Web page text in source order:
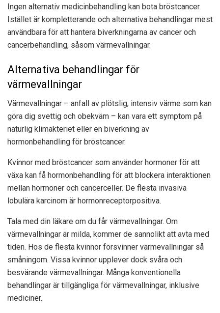
Ingen alternativ medicinbehandling kan bota bröstcancer.
Istället är kompletterande och alternativa behandlingar mest
användbara för att hantera biverkningarna av cancer och
cancerbehandling, såsom värmevallningar.
Alternativa behandlingar för
värmevallningar
Värmevallningar – anfall av plötslig, intensiv värme som kan
göra dig svettig och obekväm – kan vara ett symptom på
naturlig klimakteriet eller en biverkning av
hormonbehandling för bröstcancer.
Kvinnor med bröstcancer som använder hormoner för att
växa kan få hormonbehandling för att blockera interaktionen
mellan hormoner och cancerceller. De flesta invasiva
lobulära karcinom är hormonreceptorpositiva.
Tala med din läkare om du får värmevallningar. Om
värmevallningar är milda, kommer de sannolikt att avta med
tiden. Hos de flesta kvinnor försvinner värmevallningar så
småningom. Vissa kvinnor upplever dock svåra och
besvärande värmevallningar. Många konventionella
behandlingar är tillgängliga för värmevallningar, inklusive
mediciner.